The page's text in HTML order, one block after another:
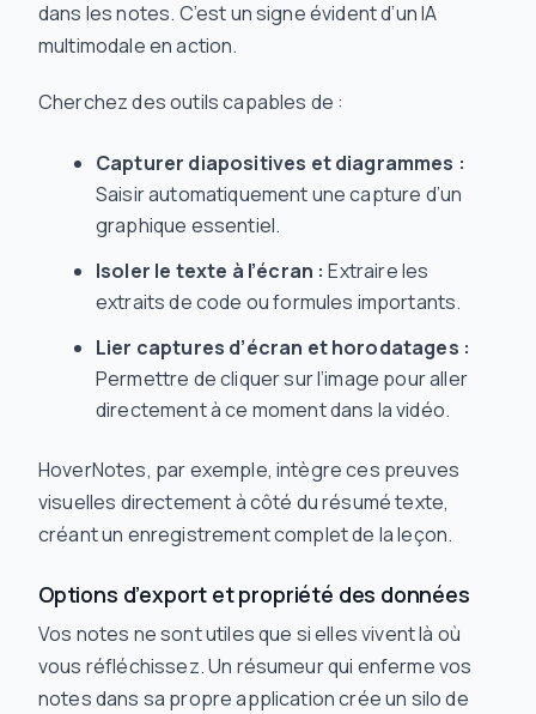
dans les notes. C’est un signe évident d’un IA
multimodale en action.
Cherchez des outils capables de :
Capturer diapositives et diagrammes :
Saisir automatiquement une capture d’un
graphique essentiel.
Isoler le texte à l’écran : Extraire les
extraits de code ou formules importants.
Lier captures d’écran et horodatages :
Permettre de cliquer sur l’image pour aller
directement à ce moment dans la vidéo.
HoverNotes, par exemple, intègre ces preuves
visuelles directement à côté du résumé texte,
créant un enregistrement complet de la leçon.
Options d’export et propriété des données
Vos notes ne sont utiles que si elles vivent là où
vous réfléchissez. Un résumeur qui enferme vos
notes dans sa propre application crée un silo de